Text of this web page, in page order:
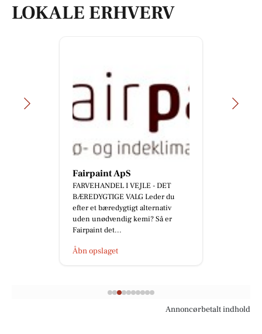
LOKALE ERHVERV
Fairpaint ApS
FARVEHANDEL I VEJLE - DET
BÆREDYGTIGE VALG Leder du
efter et bæredygtigt alternativ
uden unødvendig kemi? Så er
Fairpaint det...
Åbn opslaget
Annoncørbetalt indhold